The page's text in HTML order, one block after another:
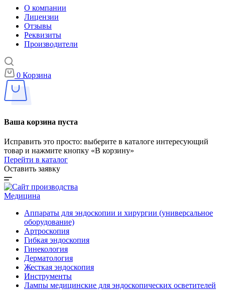
О компании
Лицензии
Отзывы
Реквизиты
Производители
0 Корзина
Ваша корзина пуста
Исправить это просто: выберите в каталоге интересующий
товар и нажмите кнопку «В корзину»
Перейти в каталог
Оставить заявку
Медицина
Аппараты для эндоскопии и хирургии (универсальное
оборудование)
Артроскопия
Гибкая эндоскопия
Гинекология
Дерматология
Жесткая эндоскопия
Инструменты
Лампы медицинские для эндоскопических осветителей